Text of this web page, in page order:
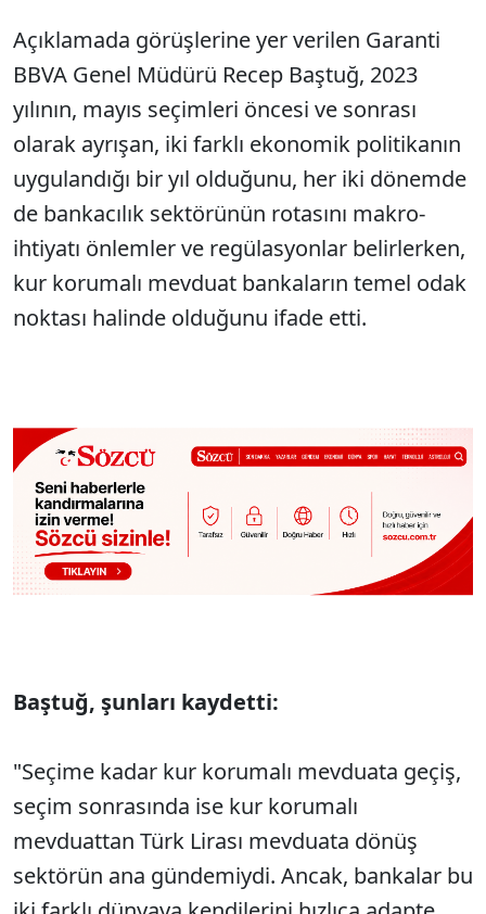
Açıklamada görüşlerine yer verilen Garanti
BBVA Genel Müdürü Recep Baştuğ, 2023
yılının, mayıs seçimleri öncesi ve sonrası
olarak ayrışan, iki farklı ekonomik politikanın
uygulandığı bir yıl olduğunu, her iki dönemde
de bankacılık sektörünün rotasını makro-
ihtiyatı önlemler ve regülasyonlar belirlerken,
kur korumalı mevduat bankaların temel odak
noktası halinde olduğunu ifade etti.
Baştuğ, şunları kaydetti:
"Seçime kadar kur korumalı mevduata geçiş,
seçim sonrasında ise kur korumalı
mevduattan Türk Lirası mevduata dönüş
sektörün ana gündemiydi. Ancak, bankalar bu